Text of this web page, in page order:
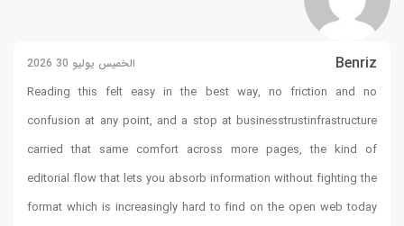
Benriz الخميس يوليو 30 2026
Reading this felt easy in the best way, no friction and no
confusion at any point, and a stop atbusinesstrustinfrastructure
carried that same comfort across more pages, the kind of
editorial flow that lets you absorb information without fighting the
format which is increasingly hard to find on the open web today